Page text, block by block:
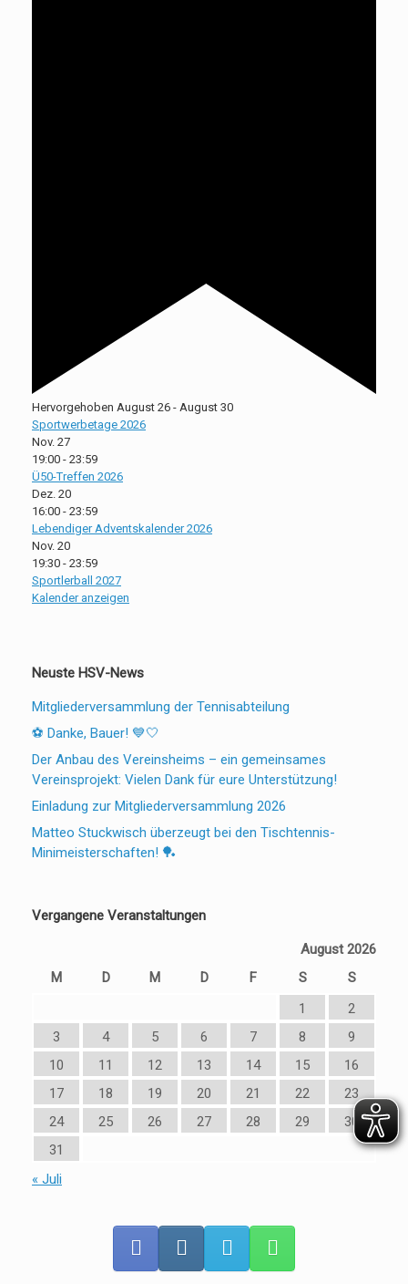
Hervorgehoben August 26 - August 30
Sportwerbetage 2026
Nov. 27
19:00 - 23:59
Ü50-Treffen 2026
Dez. 20
16:00 - 23:59
Lebendiger Adventskalender 2026
Nov. 20
19:30 - 23:59
Sportlerball 2027
Kalender anzeigen
Neuste HSV-News
Mitgliederversammlung der Tennisabteilung
⚽ Danke, Bauer! 💙🤍
Der Anbau des Vereinsheims – ein gemeinsames
Vereinsprojekt: Vielen Dank für eure Unterstützung!
Einladung zur Mitgliederversammlung 2026
Matteo Stuckwisch überzeugt bei den Tischtennis-
Minimeisterschaften! 🏓
Vergangene Veranstaltungen
August 2026
M
D M D F S
S
1
2
3
4 5 6 7 8
9
10
11 12 13 14 15
16
17
18 19 20 21 22
23
24
25 26 27 28 29
30
31
« Juli